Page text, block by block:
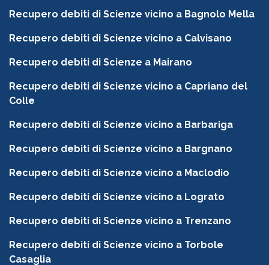
Recupero debiti di Scienze vicino a Bagnolo Mella
Recupero debiti di Scienze vicino a Calvisano
Recupero debiti di Scienze a Mairano
Recupero debiti di Scienze vicino a Capriano del
Colle
Recupero debiti di Scienze vicino a Barbariga
Recupero debiti di Scienze vicino a Bargnano
Recupero debiti di Scienze vicino a Maclodio
Recupero debiti di Scienze vicino a Lograto
Recupero debiti di Scienze vicino a Trenzano
Recupero debiti di Scienze vicino a Torbole
Casaglia